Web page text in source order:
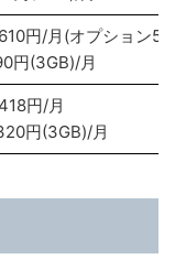
円/月(オプション
円(3GB)/月
円/月
円(3GB)/月